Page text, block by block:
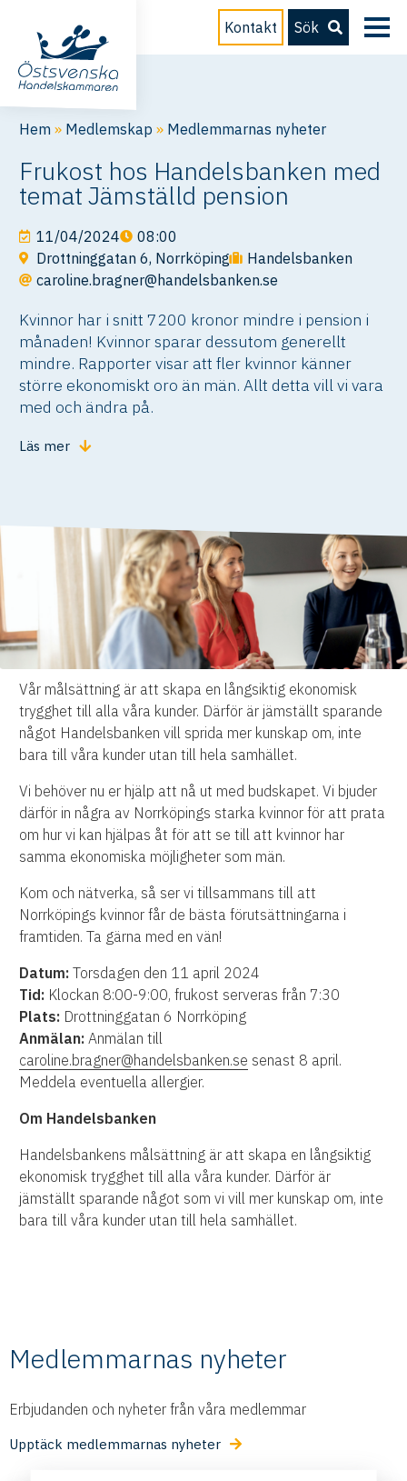
Kontakt Sök
Hem » Medlemskap » Medlemmarnas nyheter
Frukost hos Handelsbanken med
temat Jämställd pension
11/04/2024
08:00
Drottninggatan 6, Norrköping
Handelsbanken
caroline.bragner@handelsbanken.se
Kvinnor har i snitt 7200 kronor mindre i pension i
månaden! Kvinnor sparar dessutom generellt
mindre. Rapporter visar att fler kvinnor känner
större ekonomiskt oro än män. Allt detta vill vi vara
med och ändra på.
Läs mer
Vår målsättning är att skapa en långsiktig ekonomisk
trygghet till alla våra kunder. Därför är jämställt sparande
något Handelsbanken vill sprida mer kunskap om, inte
bara till våra kunder utan till hela samhället.
Vi behöver nu er hjälp att nå ut med budskapet. Vi bjuder
därför in några av Norrköpings starka kvinnor för att prata
om hur vi kan hjälpas åt för att se till att kvinnor har
samma ekonomiska möjligheter som män.
Kom och nätverka, så ser vi tillsammans till att
Norrköpings kvinnor får de bästa förutsättningarna i
framtiden. Ta gärna med en vän!
Datum: Torsdagen den 11 april 2024
Tid: Klockan 8:00-9:00, frukost serveras från 7:30
Plats: Drottninggatan 6 Norrköping
Anmälan: Anmälan till
caroline.bragner@handelsbanken.se senast 8 april.
Meddela eventuella allergier.
Om Handelsbanken
Handelsbankens målsättning är att skapa en långsiktig
ekonomisk trygghet till alla våra kunder. Därför är
jämställt sparande något som vi vill mer kunskap om, inte
bara till våra kunder utan till hela samhället.
Medlemmarnas nyheter
Erbjudanden och nyheter från våra medlemmar
Upptäck medlemmarnas nyheter